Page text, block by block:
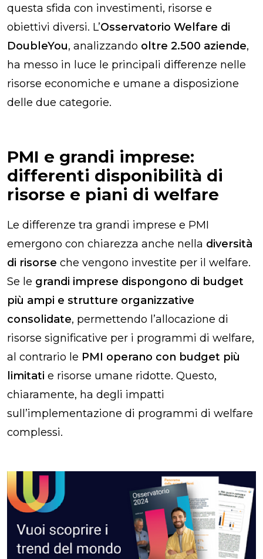
questa sfida con investimenti, risorse e
obiettivi diversi. L’Osservatorio Welfare di
DoubleYou, analizzando oltre 2.500 aziende,
ha messo in luce le principali differenze nelle
risorse economiche e umane a disposizione
delle due categorie.
PMI e grandi imprese:
differenti disponibilità di
risorse e piani di welfare
Le differenze tra grandi imprese e PMI
emergono con chiarezza anche nella diversità
di risorse che vengono investite per il welfare.
Se le grandi imprese dispongono di budget
più ampi e strutture organizzative
consolidate, permettendo l’allocazione di
risorse significative per i programmi di welfare,
al contrario le PMI operano con budget più
limitati e risorse umane ridotte. Questo,
chiaramente, ha degli impatti
sull’implementazione di programmi di welfare
complessi.